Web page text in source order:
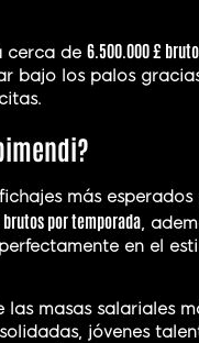
cerca de 6.500.000 £
bajo los palos
más
por temporada,
en el
las masas salariales
jóvenes